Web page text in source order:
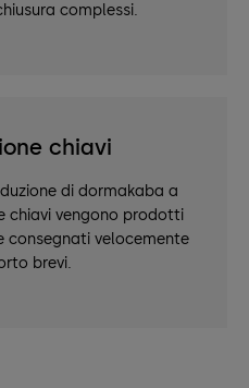
complessi.
chiavi
di dormakaba a
chiavi vengono prodotti
consegnati velocemente
brevi.